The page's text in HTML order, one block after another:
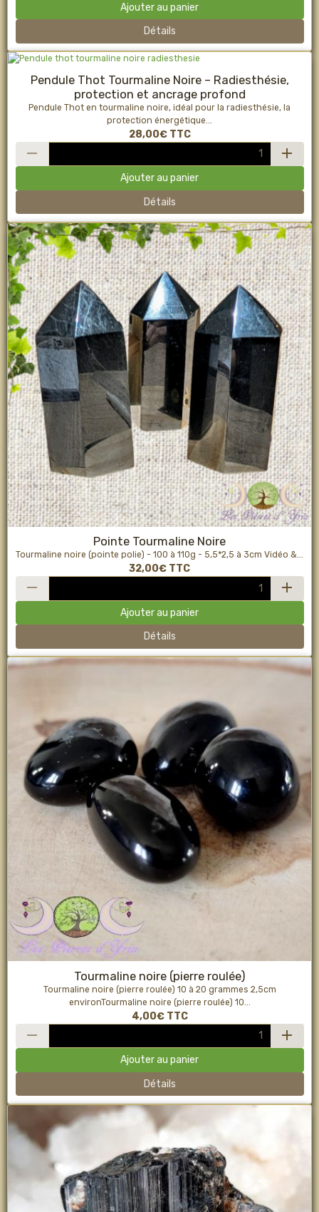
Ajouter au panier
Détails
Pendule Thot Tourmaline Noire – Radiesthésie,
protection et ancrage profond
Pendule Thot en tourmaline noire, idéal pour la radiesthésie, la
protection énergétique...
28,00€ TTC
Ajouter au panier
Détails
Pointe Tourmaline Noire
Tourmaline noire (pointe polie) - 100 à 110g - 5,5*2,5 à 3cm Vidéo &...
32,00€ TTC
Ajouter au panier
Détails
Tourmaline noire (pierre roulée)
Tourmaline noire (pierre roulée) 10 à 20 grammes 2,5cm
environTourmaline noire (pierre roulée) 10...
4,00€ TTC
Ajouter au panier
Détails